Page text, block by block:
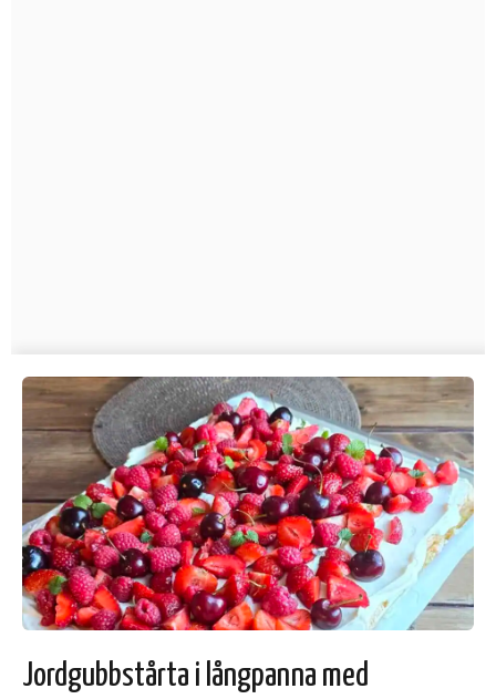
Jordgubbstårta i långpanna med